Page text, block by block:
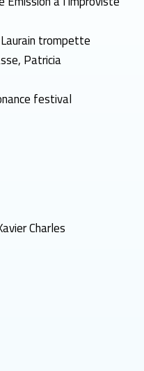
trompette
Patricia
festival
Charles